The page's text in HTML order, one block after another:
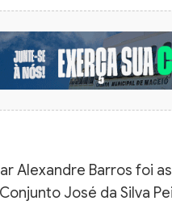
Alexandre Barros foi
José da Silva